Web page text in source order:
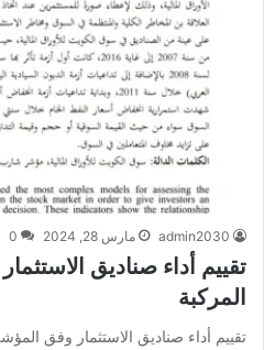
admin2030 مارس 28, 2024 0
تقييم أداء صناديق
المركبة
تقييم أداء صناديق الاستثمار وفق